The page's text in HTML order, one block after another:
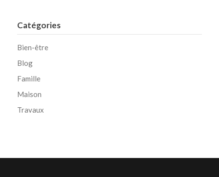
Catégories
Bien-être
Blog
Famille
Maison
Travaux